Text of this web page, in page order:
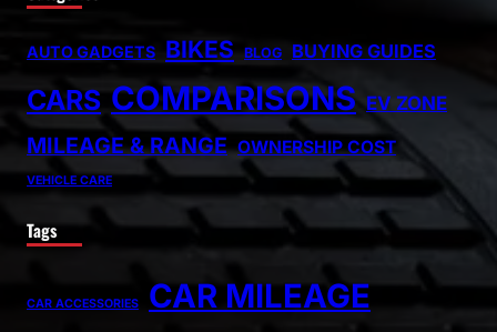
AUTO GADGETS BIKES BLOG BUYING GUIDES
CARS COMPARISONS EV ZONE
MILEAGE & RANGE OWNERSHIP COST
VEHICLE CARE
Tags
CAR ACCESSORIES CAR MILEAGE